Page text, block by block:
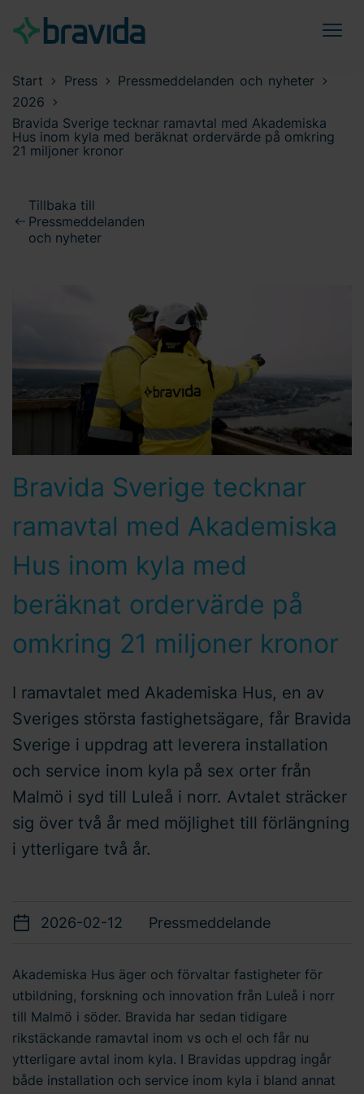
Start Press
Pressmeddelanden och nyheter
2026
Bravida Sverige tecknar ramavtal med Akademiska
Hus inom kyla med beräknat ordervärde på omkring
21 miljoner kronor
Tillbaka till
Pressmeddelanden
och nyheter
Bravida Sverige tecknar
ramavtal med Akademiska
Hus inom kyla med
beräknat ordervärde på
omkring 21 miljoner kronor
I ramavtalet med Akademiska Hus, en av
Sveriges största fastighetsägare, får Bravida
Sverige i uppdrag att leverera installation
och service inom kyla på sex orter från
Malmö i syd till Luleå i norr. Avtalet sträcker
sig över två år med möjlighet till förlängning
i ytterligare två år.
2026-02-12 Pressmeddelande
Akademiska Hus äger och förvaltar fastigheter för
utbildning, forskning och innovation från Luleå i norr
till Malmö i söder. Bravida har sedan tidigare
rikstäckande ramavtal inom vs och el och får nu
ytterligare avtal inom kyla. I Bravidas uppdrag ingår
både installation och service inom kyla i bland annat